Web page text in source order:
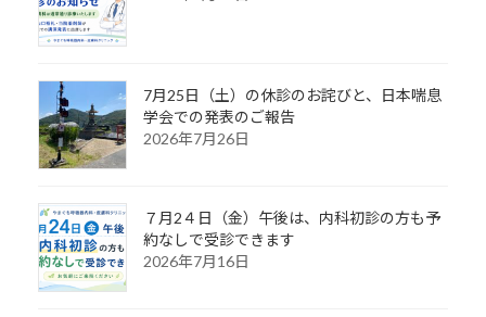
7月25日（土）の休診のお詫びと、日本喘息
学会での発表のご報告
2026年7月26日
７月2４日（金）午後は、内科初診の方も予
約なしで受診できます
2026年7月16日